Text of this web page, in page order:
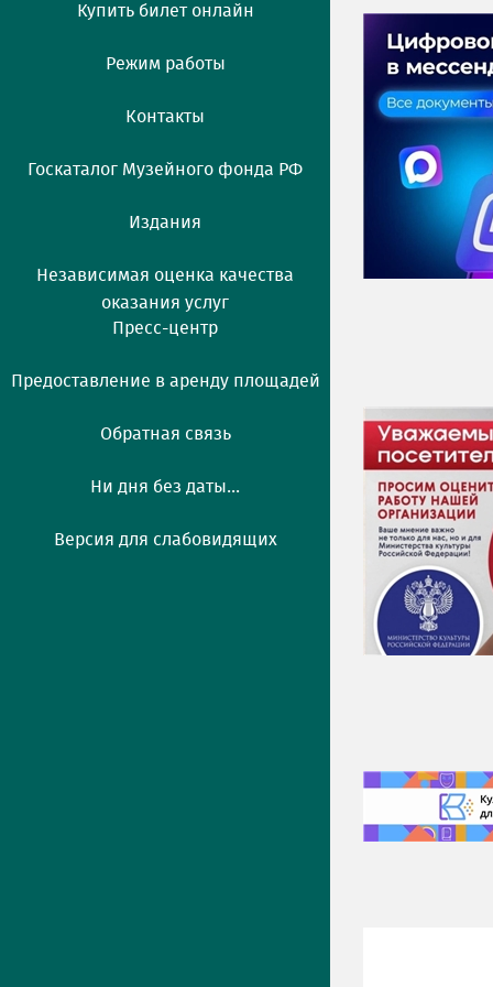
Купить билет онлайн
Режим работы
Контакты
Госкаталог Музейного фонда РФ
Издания
Независимая оценка качества
оказания услуг
Пресс-центр
Предоставление в аренду площадей
Обратная связь
Ни дня без даты...
Версия для слабовидящих